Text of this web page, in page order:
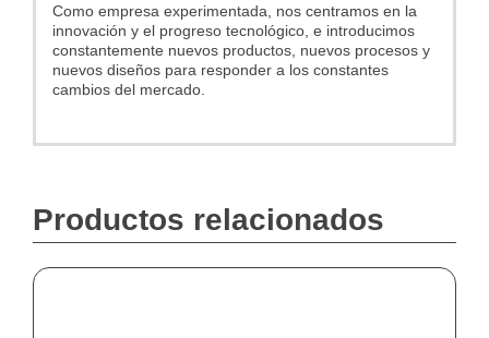
Como empresa experimentada, nos centramos en la
innovación y el progreso tecnológico, e introducimos
constantemente nuevos productos, nuevos procesos y
nuevos diseños para responder a los constantes
cambios del mercado.
Productos relacionados